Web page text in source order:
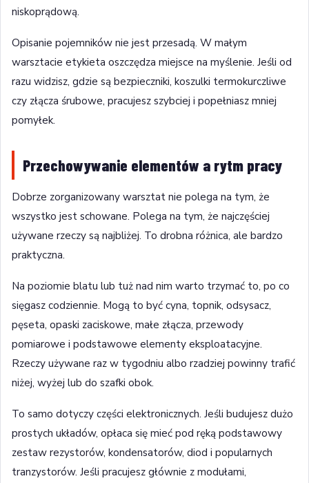
niskoprądową.
Opisanie pojemników nie jest przesadą. W małym
warsztacie etykieta oszczędza miejsce na myślenie. Jeśli od
razu widzisz, gdzie są bezpieczniki, koszulki termokurczliwe
czy złącza śrubowe, pracujesz szybciej i popełniasz mniej
pomyłek.
Przechowywanie elementów a rytm pracy
Dobrze zorganizowany warsztat nie polega na tym, że
wszystko jest schowane. Polega na tym, że najczęściej
używane rzeczy są najbliżej. To drobna różnica, ale bardzo
praktyczna.
Na poziomie blatu lub tuż nad nim warto trzymać to, po co
sięgasz codziennie. Mogą to być cyna, topnik, odsysacz,
pęseta, opaski zaciskowe, małe złącza, przewody
pomiarowe i podstawowe elementy eksploatacyjne.
Rzeczy używane raz w tygodniu albo rzadziej powinny trafić
niżej, wyżej lub do szafki obok.
To samo dotyczy części elektronicznych. Jeśli budujesz dużo
prostych układów, opłaca się mieć pod ręką podstawowy
zestaw rezystorów, kondensatorów, diod i popularnych
tranzystorów. Jeśli pracujesz głównie z modułami,